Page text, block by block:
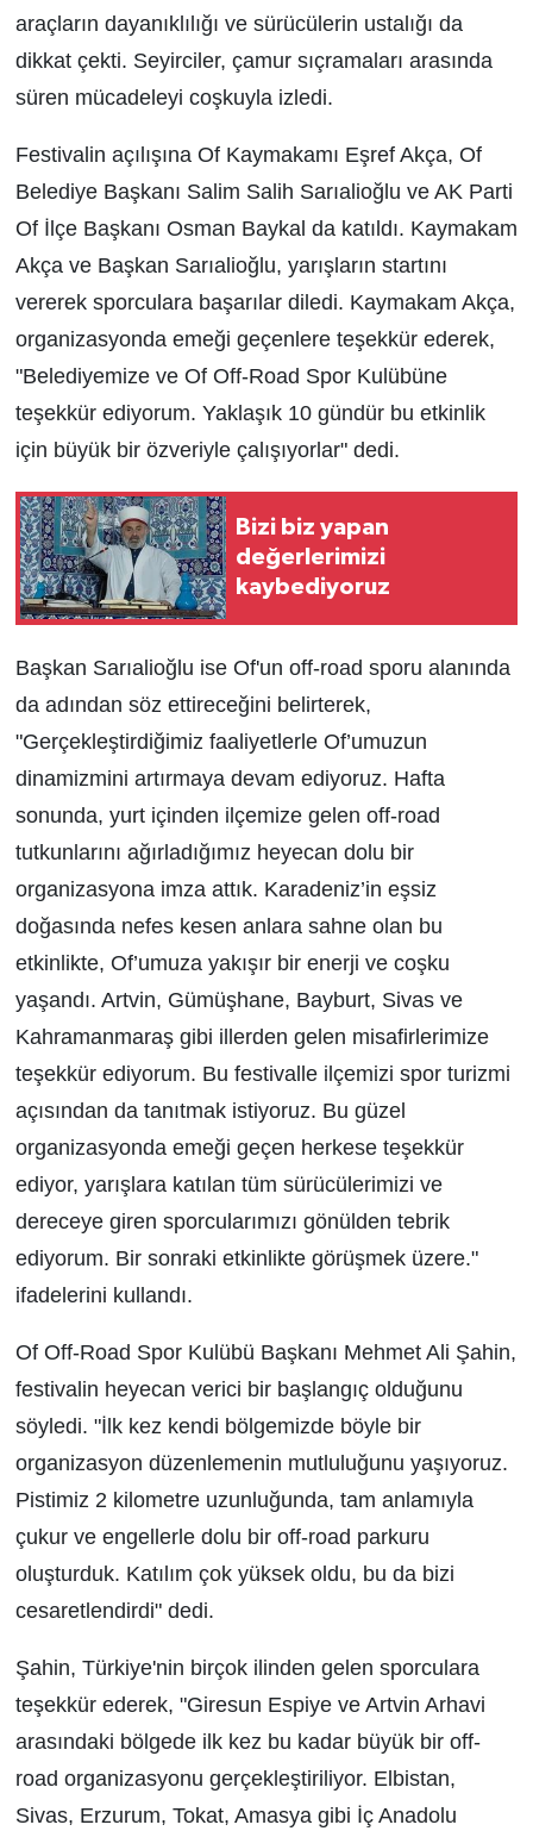
araçların dayanıklılığı ve sürücülerin ustalığı da
dikkat çekti. Seyirciler, çamur sıçramaları arasında
süren mücadeleyi coşkuyla izledi.
Festivalin açılışına Of Kaymakamı Eşref Akça, Of
Belediye Başkanı Salim Salih Sarıalioğlu ve AK Parti
Of İlçe Başkanı Osman Baykal da katıldı. Kaymakam
Akça ve Başkan Sarıalioğlu, yarışların startını
vererek sporculara başarılar diledi. Kaymakam Akça,
organizasyonda emeği geçenlere teşekkür ederek,
"Belediyemize ve Of Off-Road Spor Kulübüne
teşekkür ediyorum. Yaklaşık 10 gündür bu etkinlik
için büyük bir özveriyle çalışıyorlar" dedi.
Bizi biz yapan
değerlerimizi
kaybediyoruz
Başkan Sarıalioğlu ise Of'un off-road sporu alanında
da adından söz ettireceğini belirterek,
"Gerçekleştirdiğimiz faaliyetlerle Of’umuzun
dinamizmini artırmaya devam ediyoruz. Hafta
sonunda, yurt içinden ilçemize gelen off-road
tutkunlarını ağırladığımız heyecan dolu bir
organizasyona imza attık. Karadeniz’in eşsiz
doğasında nefes kesen anlara sahne olan bu
etkinlikte, Of’umuza yakışır bir enerji ve coşku
yaşandı. Artvin, Gümüşhane, Bayburt, Sivas ve
Kahramanmaraş gibi illerden gelen misafirlerimize
teşekkür ediyorum. Bu festivalle ilçemizi spor turizmi
açısından da tanıtmak istiyoruz. Bu güzel
organizasyonda emeği geçen herkese teşekkür
ediyor, yarışlara katılan tüm sürücülerimizi ve
dereceye giren sporcularımızı gönülden tebrik
ediyorum. Bir sonraki etkinlikte görüşmek üzere."
ifadelerini kullandı.
Of Off-Road Spor Kulübü Başkanı Mehmet Ali Şahin,
festivalin heyecan verici bir başlangıç olduğunu
söyledi. "İlk kez kendi bölgemizde böyle bir
organizasyon düzenlemenin mutluluğunu yaşıyoruz.
Pistimiz 2 kilometre uzunluğunda, tam anlamıyla
çukur ve engellerle dolu bir off-road parkuru
oluşturduk. Katılım çok yüksek oldu, bu da bizi
cesaretlendirdi" dedi.
Şahin, Türkiye'nin birçok ilinden gelen sporculara
teşekkür ederek, "Giresun Espiye ve Artvin Arhavi
arasındaki bölgede ilk kez bu kadar büyük bir off-
road organizasyonu gerçekleştiriliyor. Elbistan,
Sivas, Erzurum, Tokat, Amasya gibi İç Anadolu